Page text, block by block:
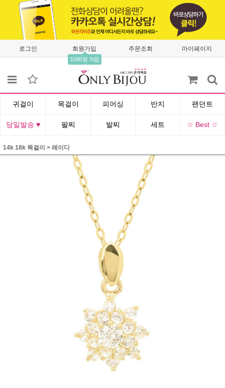
로그인 회원가입
3,000원 적립
주문조회 마이페이지
귀걸이 목걸이 피어싱 반지 팬던트
당일발송 ♥ 팔찌 발찌 세트 ☆ Best ☆
14k 18k 목걸이 > 레이디